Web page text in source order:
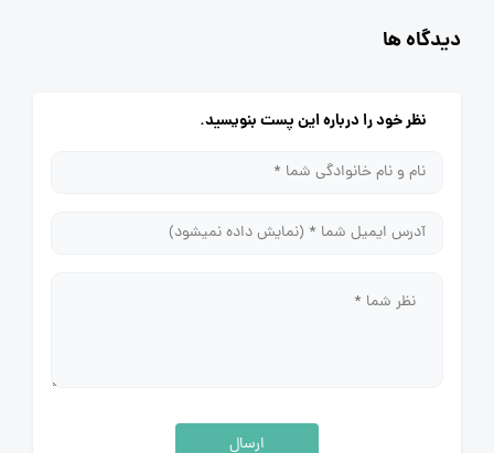
دیدگاه ها
نظر خود را درباره این پست بنویسید.
ارسال